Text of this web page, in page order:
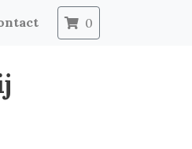
0